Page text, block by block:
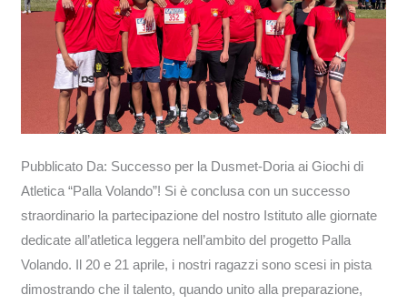
Pubblicato Da: Successo per la Dusmet-Doria ai Giochi di
Atletica “Palla Volando”! Si è conclusa con un successo
straordinario la partecipazione del nostro Istituto alle giornate
dedicate all’atletica leggera nell’ambito del progetto Palla
Volando. Il 20 e 21 aprile, i nostri ragazzi sono scesi in pista
dimostrando che il talento, quando unito alla preparazione,
“Palla
Volando”!